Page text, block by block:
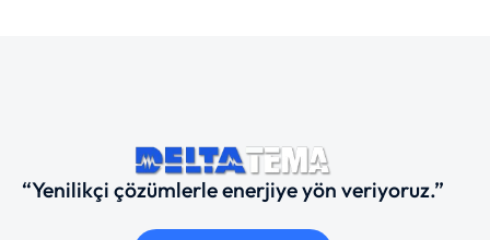
“Yenilikçi çözümlerle enerjiye yön veriyoruz.”